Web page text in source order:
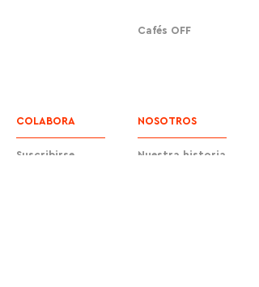
Cafés OFF
COLABORA
Suscribirse
NOSOTROS
Nuestra historia